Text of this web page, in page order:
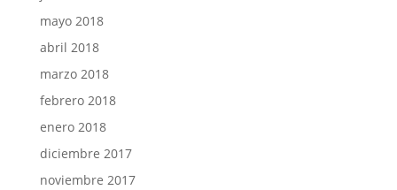
mayo 2018
abril 2018
marzo 2018
febrero 2018
enero 2018
diciembre 2017
noviembre 2017